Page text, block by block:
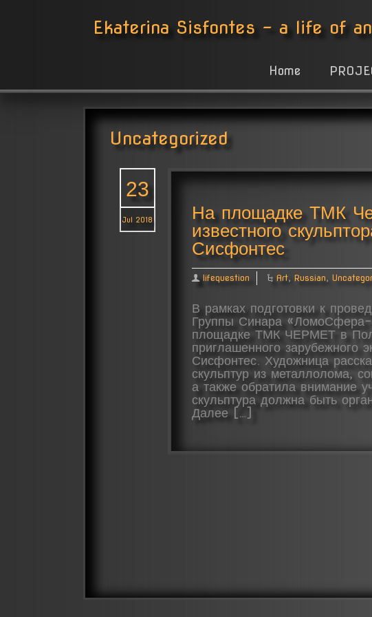
Ekaterina Sisfontes - a life of
Home
Uncategorized
23
Jul 2018
На площадке ТМК
известного
Сисфонтес
lifequestion Art,Russian,
В рамках подготовки к
Группы Синара «ЛомоСфера-
площадке ТМК ЧЕРМЕТ в
приглашенного зарубежного
Сисфонтес. Художница
скульптур из металлолома,
а также обратила внимание
скульптура должна быть
Далее […]